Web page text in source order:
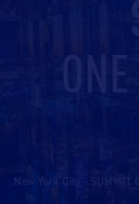
New York City - SUMMIT